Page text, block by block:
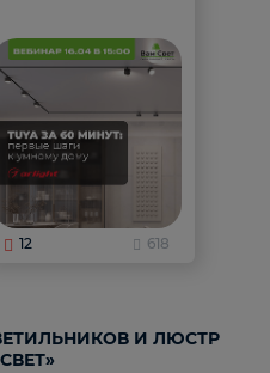
12 618
И ЛЮСТР